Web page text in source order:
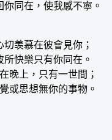
同在，使我感不寧。
羡慕在彼會見你；
快樂只有你同在。
晚上，只有一世間；
或思想無你的事物。